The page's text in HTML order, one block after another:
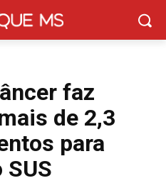
faz
de 2,3
para